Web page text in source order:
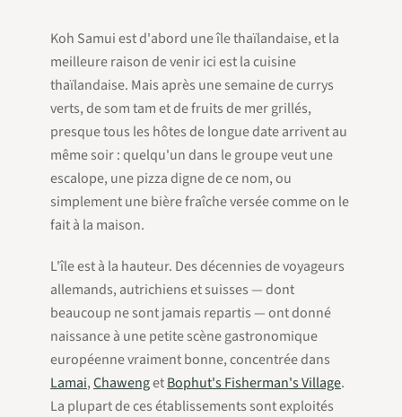
Koh Samui est d'abord une île thaïlandaise, et la
meilleure raison de venir ici est la cuisine
thaïlandaise. Mais après une semaine de currys
verts, de som tam et de fruits de mer grillés,
presque tous les hôtes de longue date arrivent au
même soir : quelqu'un dans le groupe veut une
escalope, une pizza digne de ce nom, ou
simplement une bière fraîche versée comme on le
fait à la maison.
L'île est à la hauteur. Des décennies de voyageurs
allemands, autrichiens et suisses — dont
beaucoup ne sont jamais repartis — ont donné
naissance à une petite scène gastronomique
européenne vraiment bonne, concentrée dans
Lamai,ChawengetBophut's Fisherman's Village.
La plupart de ces établissements sont exploités